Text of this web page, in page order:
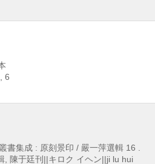
6
書集成 : 原刻景印 / 嚴一萍選輯 16 .
, 陳于廷刊||キロク イヘン||ji lu hui